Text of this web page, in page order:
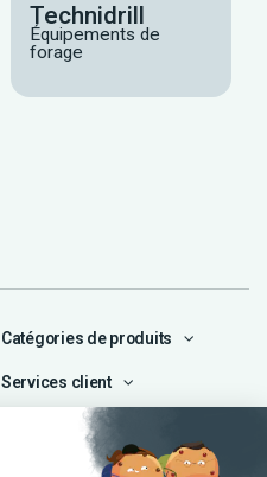
Technidrill
Équipements de
forage
Catégories de produits
Services client